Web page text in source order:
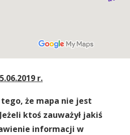
r.
że mapa nie jest
ktoś zauważył jakiś
informacji w